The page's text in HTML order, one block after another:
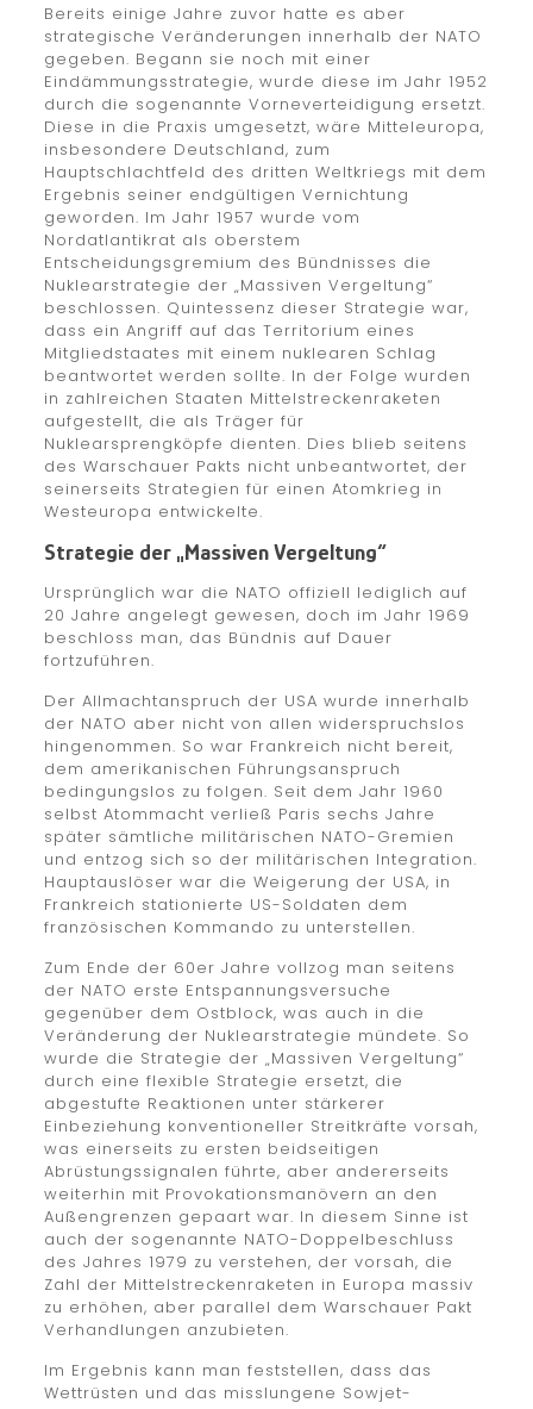
Bereits einige Jahre zuvor hatte es aber
strategische Veränderungen innerhalb der NATO
gegeben. Begann sie noch mit einer
Eindämmungsstrategie, wurde diese im Jahr 1952
durch die sogenannte Vorneverteidigung ersetzt.
Diese in die Praxis umgesetzt, wäre Mitteleuropa,
insbesondere Deutschland, zum
Hauptschlachtfeld des dritten Weltkriegs mit dem
Ergebnis seiner endgültigen Vernichtung
geworden. Im Jahr 1957 wurde vom
Nordatlantikrat als oberstem
Entscheidungsgremium des Bündnisses die
Nuklearstrategie der „Massiven Vergeltung“
beschlossen. Quintessenz dieser Strategie war,
dass ein Angriff auf das Territorium eines
Mitgliedstaates mit einem nuklearen Schlag
beantwortet werden sollte. In der Folge wurden
in zahlreichen Staaten Mittelstreckenraketen
aufgestellt, die als Träger für
Nuklearsprengköpfe dienten. Dies blieb seitens
des Warschauer Pakts nicht unbeantwortet, der
seinerseits Strategien für einen Atomkrieg in
Westeuropa entwickelte.
Strategie der „Massiven Vergeltung“
Ursprünglich war die NATO offiziell lediglich auf
20 Jahre angelegt gewesen, doch im Jahr 1969
beschloss man, das Bündnis auf Dauer
fortzuführen.
Der Allmachtanspruch der USA wurde innerhalb
der NATO aber nicht von allen widerspruchslos
hingenommen. So war Frankreich nicht bereit,
dem amerikanischen Führungsanspruch
bedingungslos zu folgen. Seit dem Jahr 1960
selbst Atommacht verließ Paris sechs Jahre
später sämtliche militärischen NATO-Gremien
und entzog sich so der militärischen Integration.
Hauptauslöser war die Weigerung der USA, in
Frankreich stationierte US-Soldaten dem
französischen Kommando zu unterstellen.
Zum Ende der 60er Jahre vollzog man seitens
der NATO erste Entspannungsversuche
gegenüber dem Ostblock, was auch in die
Veränderung der Nuklearstrategie mündete. So
wurde die Strategie der „Massiven Vergeltung“
durch eine flexible Strategie ersetzt, die
abgestufte Reaktionen unter stärkerer
Einbeziehung konventioneller Streitkräfte vorsah,
was einerseits zu ersten beidseitigen
Abrüstungssignalen führte, aber andererseits
weiterhin mit Provokationsmanövern an den
Außengrenzen gepaart war. In diesem Sinne ist
auch der sogenannte NATO-Doppelbeschluss
des Jahres 1979 zu verstehen, der vorsah, die
Zahl der Mittelstreckenraketen in Europa massiv
zu erhöhen, aber parallel dem Warschauer Pakt
Verhandlungen anzubieten.
Im Ergebnis kann man feststellen, dass das
Wettrüsten und das misslungene Sowjet-